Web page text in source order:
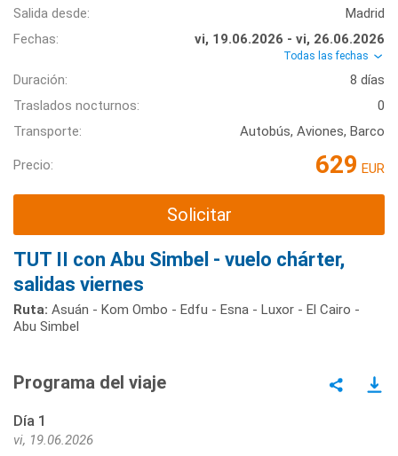
Salida desde:
Madrid
Fechas:
vi, 19.06.2026 - vi, 26.06.2026
Todas las fechas
Duración:
8 días
Traslados nocturnos:
0
Transporte:
Autobús, Aviones, Barco
Precio: 629 EUR
Solicitar
TUT II con Abu Simbel - vuelo chárter,
salidas viernes
Ruta: Asuán - Kom Ombo - Edfu - Esna - Luxor - El Cairo -
Abu Simbel
Programa del viaje
Día 1
vi, 19.06.2026